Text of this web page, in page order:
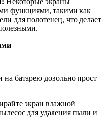
функциями, такими как
для полотенец, что делает
на батарею довольно прост
экран влажной
для удаления пыли и